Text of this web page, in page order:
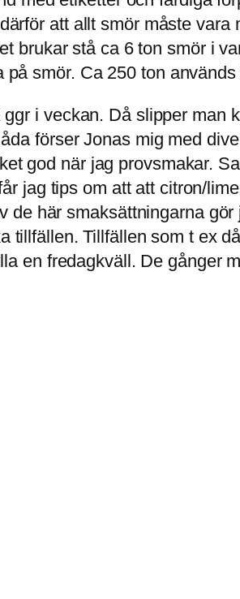
att allt smör måste
brukar stå ca 6 ton smör i
smör. Ca 250 ton används
i veckan. Då slipper man
förser Jonas mig med
god när jag provsmakar.
jag tips om att att citron/
här smaksättningarna
tillfällen. Tillfällen som t ex
en fredagkväll. De gånger